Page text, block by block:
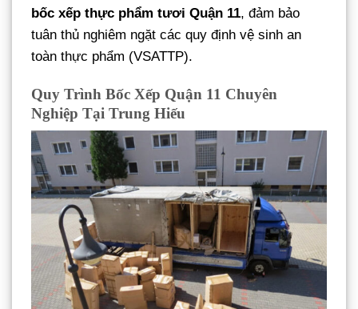
bốc xếp thực phẩm tươi Quận 11, đảm bảo
tuân thủ nghiêm ngặt các quy định vệ sinh an
toàn thực phẩm (VSATTP).
Quy Trình Bốc Xếp Quận 11 Chuyên
Nghiệp Tại Trung Hiếu